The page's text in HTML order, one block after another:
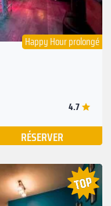
Happy Hour prolongé
4.7
RÉSERVER